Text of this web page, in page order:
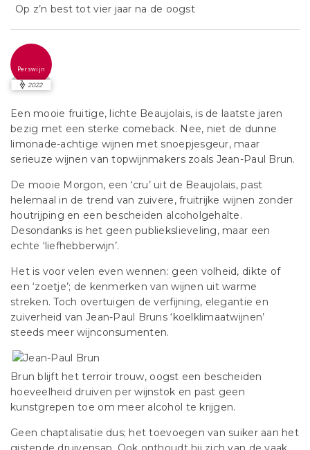
Op z’n best tot vier jaar na de oogst
Perswijn
2022
Een mooie fruitige, lichte Beaujolais, is de laatste jaren
bezig met een sterke comeback. Nee, niet de dunne
limonade-achtige wijnen met snoepjesgeur, maar
serieuze wijnen van topwijnmakers zoals Jean-Paul Brun.
De mooie Morgon, een ‘cru’ uit de Beaujolais, past
helemaal in de trend van zuivere, fruitrijke wijnen zonder
houtrijping en een bescheiden alcoholgehalte.
Desondanks is het geen publiekslieveling, maar een
echte ‘liefhebberwijn’.
Het is voor velen even wennen: geen volheid, dikte of
een ‘zoetje’; de kenmerken van wijnen uit warme
streken. Toch overtuigen de verfijning, elegantie en
zuiverheid van Jean-Paul Bruns ‘koelklimaatwijnen’
steeds meer wijnconsumenten.
Brun blijft het terroir trouw, oogst een bescheiden
hoeveelheid druiven per wijnstok en past geen
kunstgrepen toe om meer alcohol te krijgen.
Geen chaptalisatie dus; het toevoegen van suiker aan het